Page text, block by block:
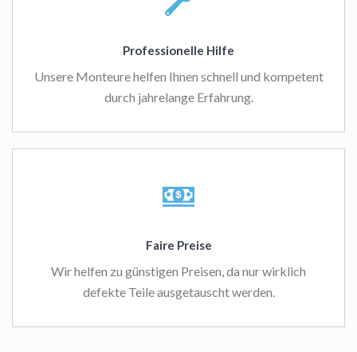
Professionelle Hilfe
Unsere Monteure helfen Ihnen schnell und kompetent
durch jahrelange Erfahrung.
Faire Preise
Wir helfen zu günstigen Preisen, da nur wirklich
defekte Teile ausgetauscht werden.